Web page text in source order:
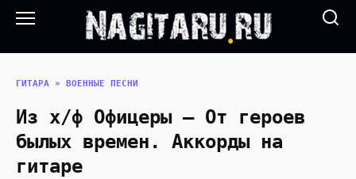
Перейти
ГИТАРА » ВОЕННЫЕ ПЕСНИ
Из х/ф Офицеры — От героев
былых времен. Аккорды на
гитаре